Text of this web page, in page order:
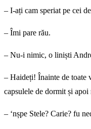
– I-ați cam speriat pe cei
– Îmi pare rău.
– Nu-i nimic, o liniști
– Haideți! Înainte de toate
capsulele de dormit și
– ‘nșpe Stele? Carie? fu